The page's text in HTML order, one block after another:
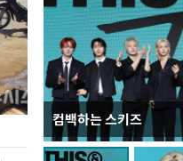
컴백하는 스키즈
지석천 뒤덮은 개구리